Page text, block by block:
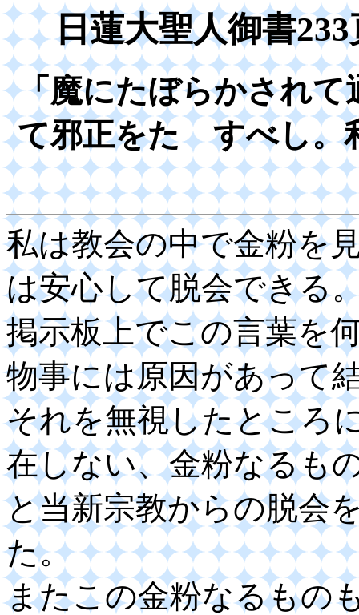
日蓮大聖人御書
「魔にたぼらかされて
て邪正をたゞすべし。
私は教会の中で金粉を
は安心して脱会できる
掲示板上でこの言葉を
物事には原因があって
それを無視したところ
在しない、金粉なるも
と当新宗教からの脱会
た。
またこの金粉なるもの